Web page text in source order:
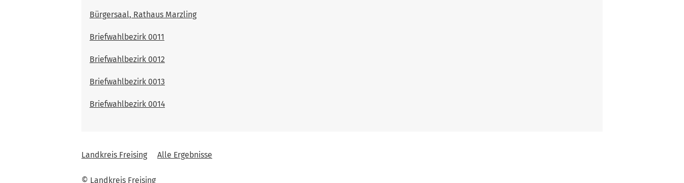
Bürgersaal, Rathaus Marzling
Briefwahlbezirk 0011
Briefwahlbezirk 0012
Briefwahlbezirk 0013
Briefwahlbezirk 0014
Landkreis Freising Alle Ergebnisse
© Landkreis Freising